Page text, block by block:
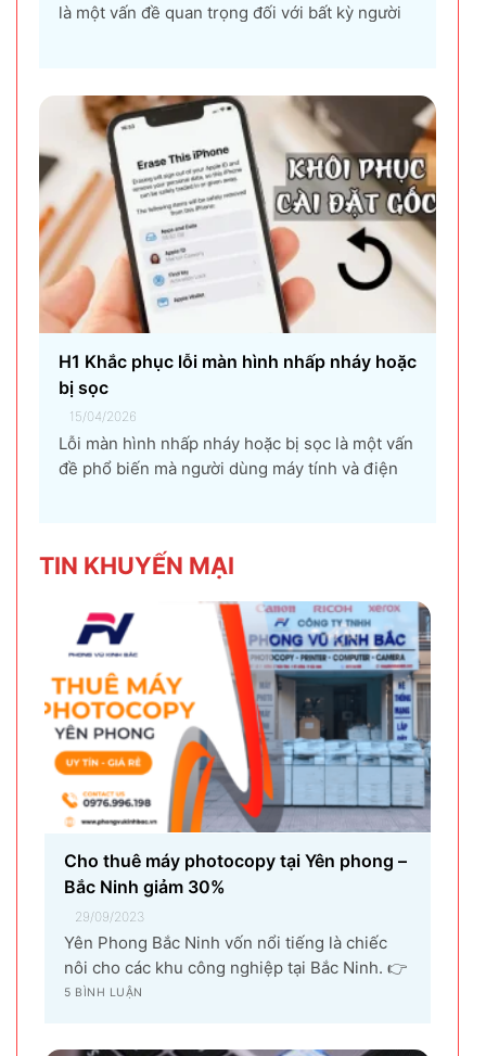
là một vấn đề quan trọng đối với bất kỳ người
gây ra...
H1 Khắc phục lỗi màn hình nhấp nháy hoặc
bị sọc
15/04/2026
Lỗi màn hình nhấp nháy hoặc bị sọc là một vấn
đề phổ biến mà người dùng máy tính và điện
nhân...
TIN KHUYẾN MẠI
Cho thuê máy photocopy tại Yên phong –
Bắc Ninh giảm 30%
29/09/2023
Yên Phong Bắc Ninh vốn nổi tiếng là chiếc
nôi cho các khu công nghiệp tại Bắc Ninh. 👉
Với sự góp mặt của tập đoàn SamSung đầu tư
5 BÌNH LUẬN